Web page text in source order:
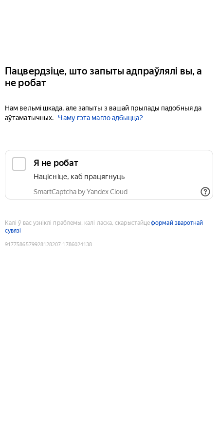
Пацвердзіце, што запыты адпраўлялі вы, а
не робат
Нам вельмі шкада, але запыты з вашай прылады падобныя да
аўтаматычных.
Чаму гэта магло адбыцца?
Я не робат
Націсніце, каб працягнуць
SmartCaptcha by Yandex Cloud
Калі ў вас узніклі праблемы, калі ласка, скарыстайцеформай зваротнай
сувязі
9177586579928128207:1786024138